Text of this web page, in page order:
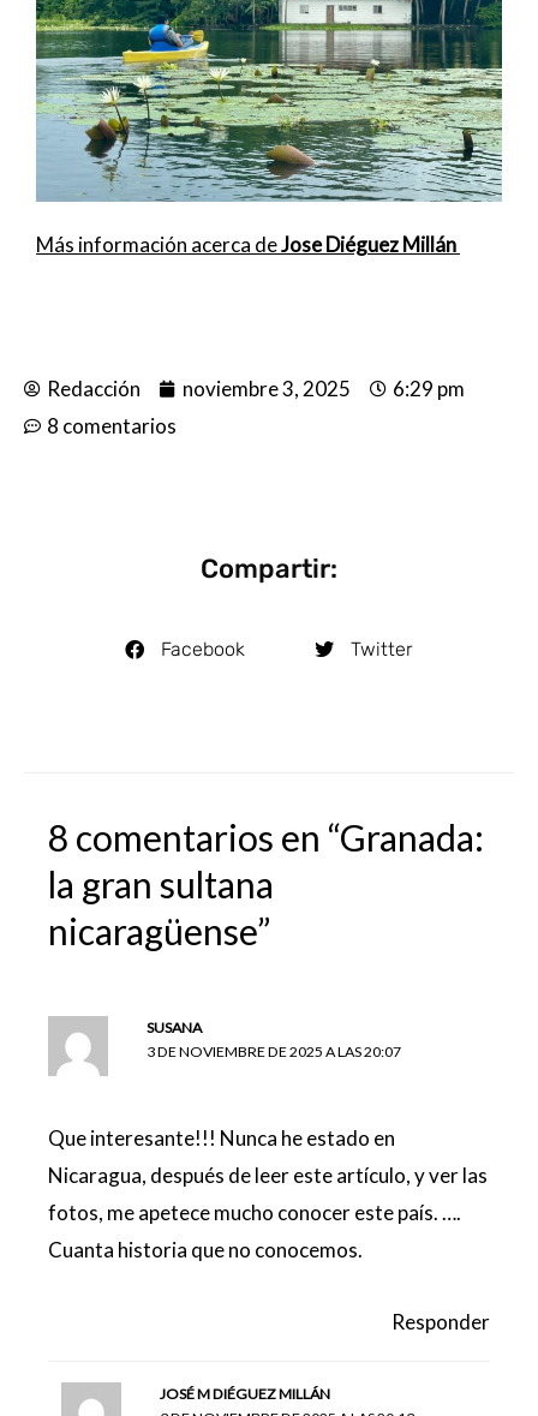
Más información acerca deJose Diéguez Millán
Redacción noviembre 3, 2025
6:29 pm
8 comentarios
Compartir:
Facebook Twitter
8 comentarios en “Granada:
la gran sultana
nicaragüense”
SUSANA
3 DE NOVIEMBRE DE 2025 A LAS 20:07
Que interesante!!! Nunca he estado en
Nicaragua, después de leer este artículo, y ver las
fotos, me apetece mucho conocer este país. ….
Cuanta historia que no conocemos.
Responder
JOSÉ M DIÉGUEZ MILLÁN